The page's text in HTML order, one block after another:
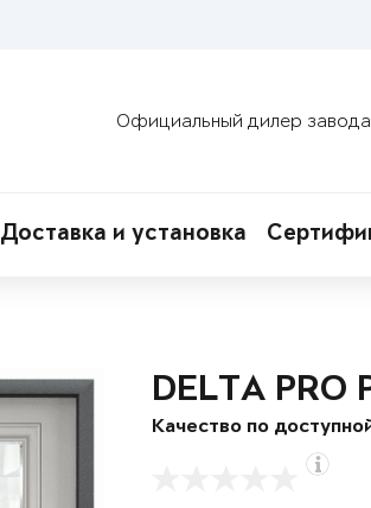
Официальный дилер
Доставка и установка
DELTA PRO
Качество по